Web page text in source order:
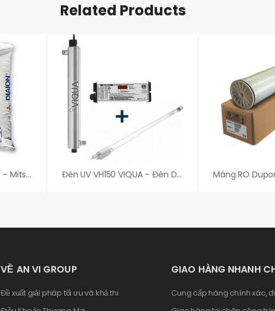
Related Products
Hạt Nhựa Diaion WA30 – Mitsubishi (Japan) Đèn UV VH150 VIQUA – Đèn Diệt Khuẩn Chất Lượng Cao
VỀ AN VI GROUP
Đề xuất giải pháp tối ưu và khả thi
GIAO HÀNG NHANH
Cung cấp hàng chính xác,